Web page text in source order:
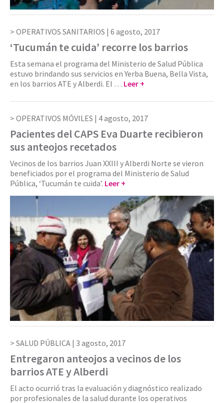
OPERATIVOS SANITARIOS | 6 agosto, 2017
‘Tucumán te cuida’ recorre los barrios
Esta semana el programa del Ministerio de Salud Pública
estuvo brindando sus servicios en Yerba Buena, Bella Vista,
en los barrios ATE y Alberdi. El … Leer +
OPERATIVOS MÓVILES | 4 agosto, 2017
Pacientes del CAPS Eva Duarte recibieron
sus anteojos recetados
Vecinos de los barrios Juan XXIII y Alberdi Norte se vieron
beneficiados por el programa del Ministerio de Salud
Pública, ‘Tucumán te cuida’. Leer +
SALUD PÚBLICA | 3 agosto, 2017
Entregaron anteojos a vecinos de los
barrios ATE y Alberdi
El acto ocurrió tras la evaluación y diagnóstico realizado
por profesionales de la salud durante los operativos